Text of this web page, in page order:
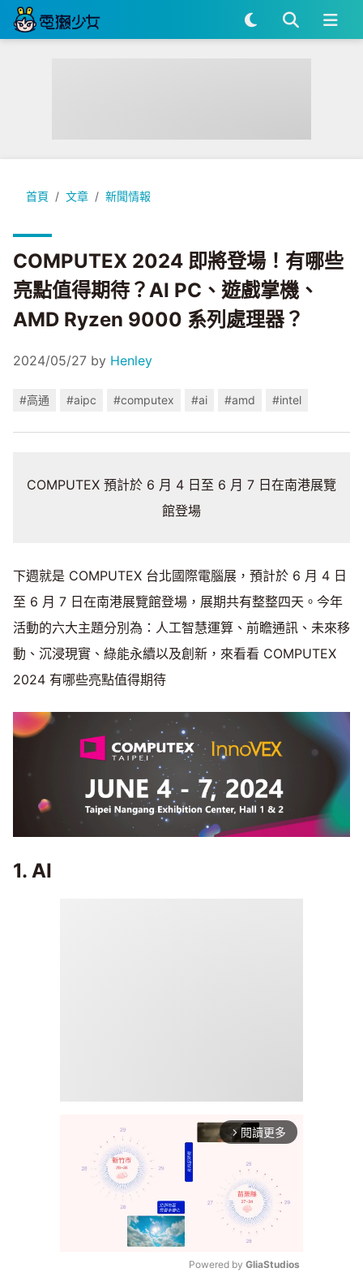
首頁 文章 新聞情報
COMPUTEX 2024 即將登場！有哪些亮點值得期待？AI PC
COMPUTEX 2024 即將登場！有哪些
亮點值得期待？AI PC、遊戲掌機、
AMD Ryzen 9000 系列處理器？
2024/05/27 by Henley
#高通 #aipc #computex #ai #amd #intel
COMPUTEX 預計於 6 月 4 日至 6 月 7 日在南港展覽
館登場
下週就是 COMPUTEX 台北國際電腦展，預計於 6 月 4 日
至 6 月 7 日在南港展覽館登場，展期共有整整四天。今年
活動的六大主題分別為：人工智慧運算、前瞻通訊、未來移
動、沉浸現實、綠能永續以及創新，來看看 COMPUTEX
2024 有哪些亮點值得期待
1. AI
arrow_forward_ios 閱讀更多
Powered by GliaStudios